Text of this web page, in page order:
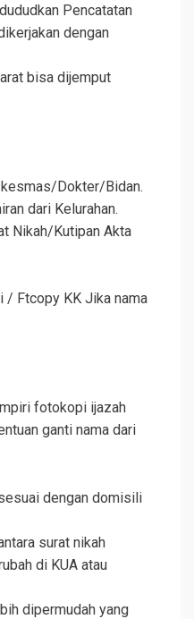
Pencatatan
dengan
bisa dijemput
Dokter/Bidan.
dari Kelurahan.
Nikah/Kutipan Akta
/ Ftcopy KK Jika nama
fotokopi ijazah
ganti nama dari
dengan domisili
surat nikah
di KUA atau
dipermudah yang